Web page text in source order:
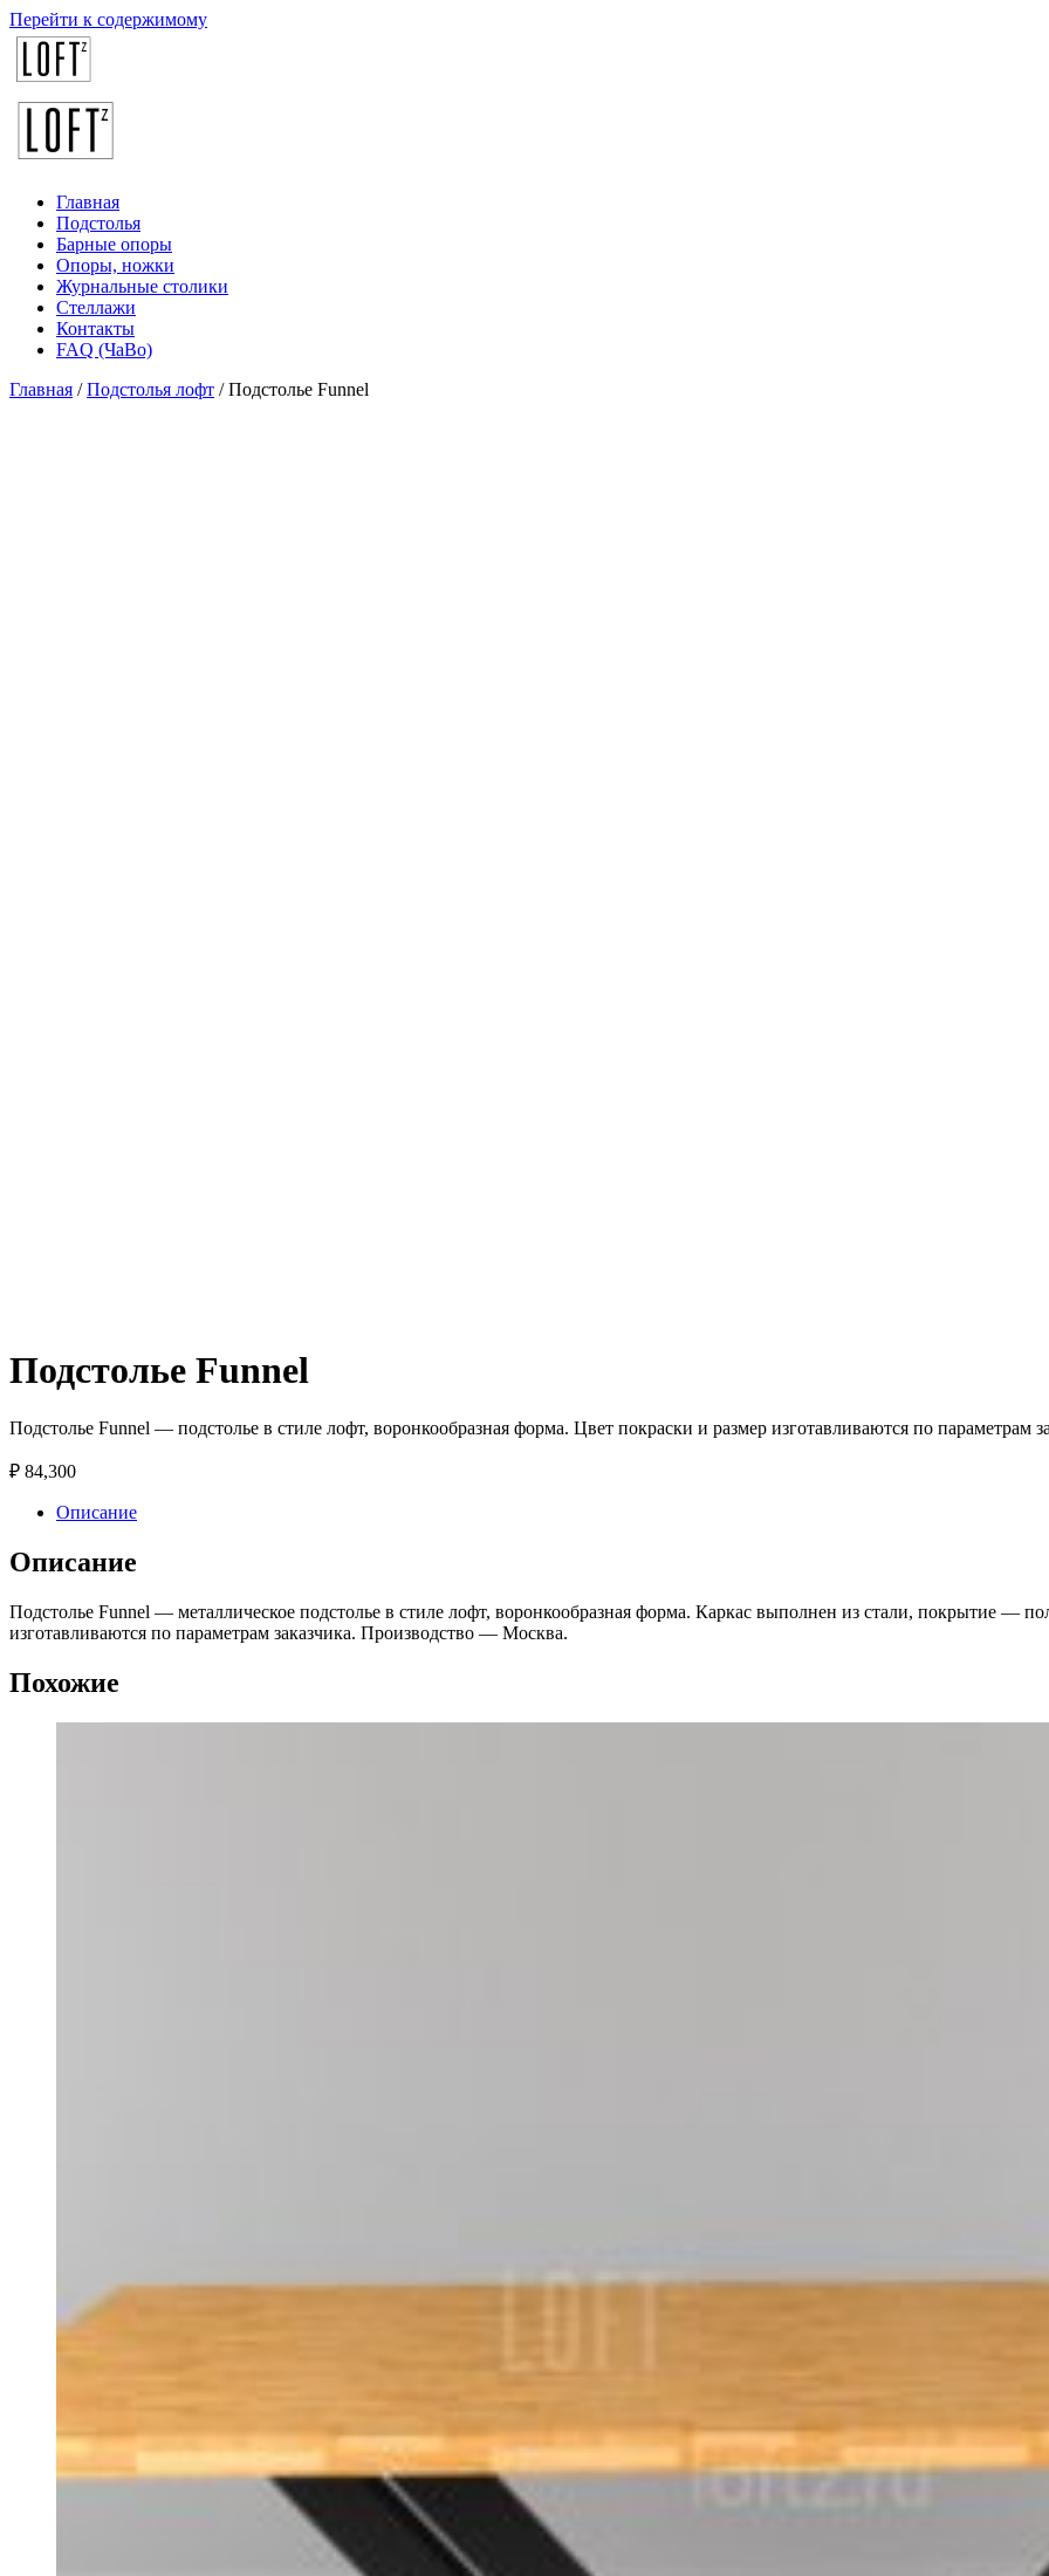
Перейти к содержимому
Главная
Подстолья
Барные опоры
Опоры, ножки
Журнальные столики
Стеллажи
Контакты
FAQ (ЧаВо)
Главная /Подстолья лофт / Подстолье Funnel
Подстолье Funnel
Подстолье Funnel — подстолье в стиле лофт, воронкообразная форма. Цвет покраски и размер изготавливаются по параметрам
₽ 84,300
Описание
Описание
Подстолье Funnel — металлическое подстолье в стиле лофт, воронкообразная форма. Каркас выполнен из стали, покрытие —
изготавливаются по параметрам заказчика. Производство — Москва.
Похожие